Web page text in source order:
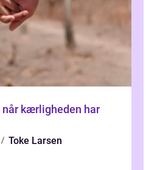
Toke Larsen